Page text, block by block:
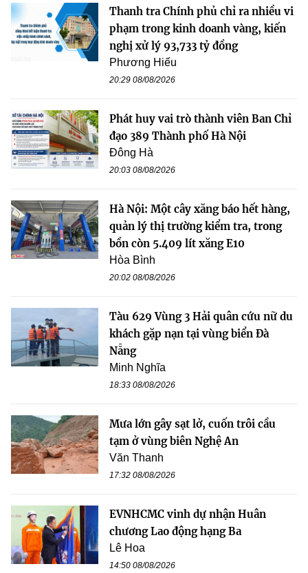
Thanh tra Chính phủ chỉ ra nhiều vi
phạm trong kinh doanh vàng, kiến
nghị xử lý 93,733 tỷ đồng
Phương Hiếu
20:29 08/08/2026
Phát huy vai trò thành viên Ban Chỉ
đạo 389 Thành phố Hà Nội
Đông Hà
20:03 08/08/2026
Hà Nội: Một cây xăng báo hết hàng,
quản lý thị trường kiểm tra, trong
bồn còn 5.409 lít xăng E10
Hòa Bình
20:02 08/08/2026
Tàu 629 Vùng 3 Hải quân cứu nữ du
khách gặp nạn tại vùng biển Đà
Nẵng
Minh Nghĩa
18:33 08/08/2026
Mưa lớn gây sạt lở, cuốn trôi cầu
tạm ở vùng biên Nghệ An
Văn Thanh
17:32 08/08/2026
EVNHCMC vinh dự nhận Huân
chương Lao động hạng Ba
Lê Hoa
14:50 08/08/2026